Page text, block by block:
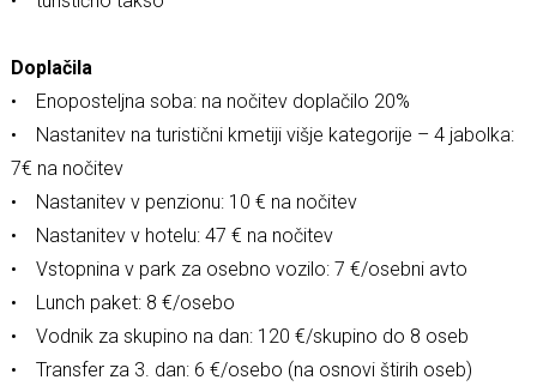
Doplačila
• Enoposteljna soba: na nočitev doplačilo 20%
• Nastanitev na turistični kmetiji višje kategorije – 4 jabolka:
7€ na nočitev
• Nastanitev v penzionu: 10 € na nočitev
• Nastanitev v hotelu: 47 € na nočitev
• Vstopnina v park za osebno vozilo: 7 €/osebni avto
• Lunch paket: 8 €/osebo
• Vodnik za skupino na dan: 120 €/skupino do 8 oseb
• Transfer za 3. dan: 6 €/osebo (na osnovi štirih oseb)